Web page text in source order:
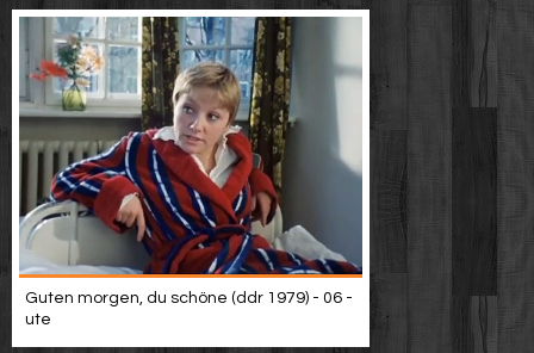
Guten morgen, du schöne (ddr 1979) - 06 -
ute